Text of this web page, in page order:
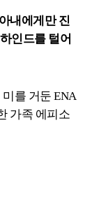
내에게만 진
인드를 털어
를 거둔 ENA
가족 에피소